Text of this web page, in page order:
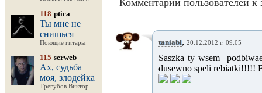
118 ptica
Ты мне не
снишься
Поющие гитары
115 serweb
Ах, судьба
моя, злодейка
Трегубов Виктор
Комментарии пользователей к
taniabl, 20.12.2012 г. 09:05
Saszka ty wsem
dusewno speli rebiatki!!!!!